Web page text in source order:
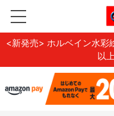
<新発売> ホルベイン水彩
以